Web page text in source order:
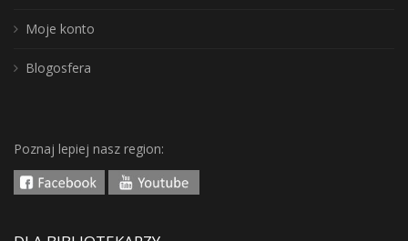
Moje konto
Blogosfera
Poznaj lepiej nasz region: